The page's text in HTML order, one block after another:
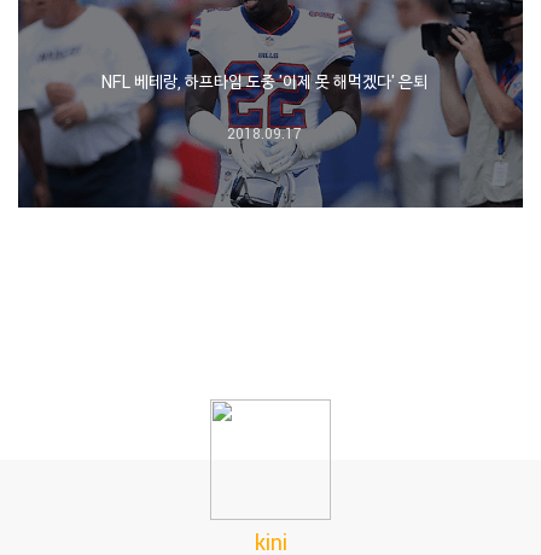
NFL 베테랑, 하프타임 도중 '이제 못 해먹겠다' 은퇴
2018.09.17
kini